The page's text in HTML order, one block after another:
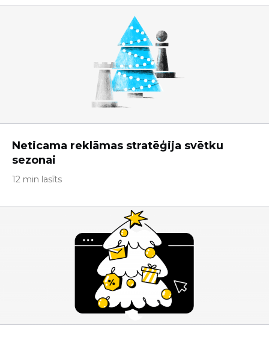
Neticama reklāmas stratēģija svētku
sezonai
12 min lasīts